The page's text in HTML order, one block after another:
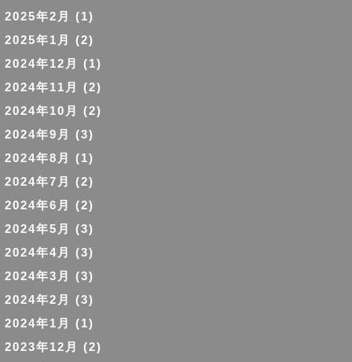
2025年2月
(1)
2025年1月
(2)
2024年12月
(1)
2024年11月
(2)
2024年10月
(2)
2024年9月
(3)
2024年8月
(1)
2024年7月
(2)
2024年6月
(2)
2024年5月
(3)
2024年4月
(3)
2024年3月
(3)
2024年2月
(3)
2024年1月
(1)
2023年12月
(2)